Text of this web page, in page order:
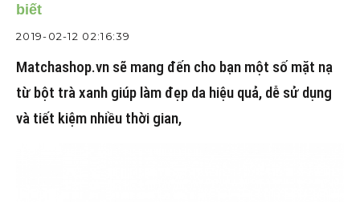
biết
2019-02-12 02:16:39
Matchashop.vn sẽ mang đến cho bạn một số mặt nạ
từ bột trà xanh giúp làm đẹp da hiệu quả, dễ sử dụng
và tiết kiệm nhiều thời gian,